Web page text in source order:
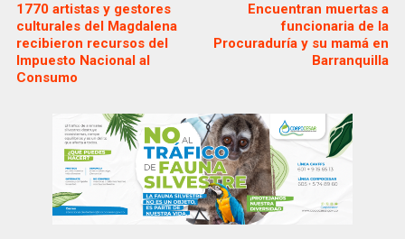
1770 artistas y gestores
culturales del Magdalena
recibieron recursos del
Impuesto Nacional al
Consumo
Encuentran muertas a
funcionaria de la
Procuraduría y su mamá en
Barranquilla